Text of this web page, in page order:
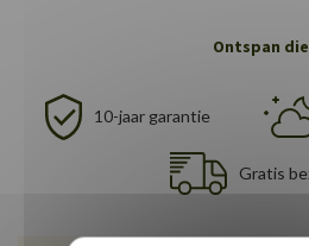
Ontspan
10-jaar garantie
Gratis